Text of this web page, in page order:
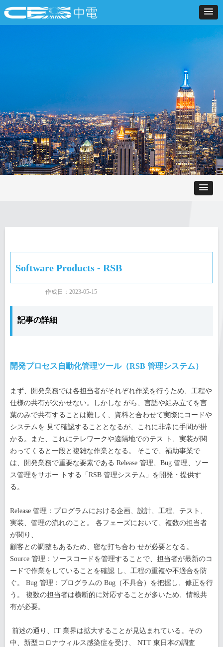
記事の詳細
Software Products - RSB
開発プロセス自動化管理ツール（RSB 管理システム）
まず、開発業務では各担当者がそれぞれ作業を行うため、工程や
仕様の共有が欠かせない。しかしな がら、言語や組み立てを言
葉のみで共有することは難しく、資料と合わせて実際にコードや
システムを 見て確認することとなるが、これに非常に手間が掛
かる。また、これにテレワークや遠隔地でのテス ト、実装が関
わってくると一段と複雑な作業となる。 そこで、補助事業で
は、開発業務で重要な要素である Release 管理、Bug 管理、ソー
ス管理をサポー トする「RSB 管理システム」を開発・提供す
る。
Release 管理：プログラムにおける企画、設計、工程、テスト、
実装、管理の流れのこと。 各フェーズにおいて、複数の担当者
が関り、
顧客との調整もあるため、密な打ち合わ せが必要となる。
Source 管理：ソースコードを管理することで、担当者が最新のコ
ードで作業をしていることを確認 し、工程の重複や不適合を防
ぐ。 Bug 管理：プログラムの Bug（不具合）を把握し、修正を行
う。 複数の担当者は横断的に対応することが多いため、情報共
有が必要。
前述の通り、IT 業界は拡大することが見込まれている。その
中、新型コロナウィルス感染症を受け、 NTT 東日本の調査
作成日： 2023-05-15